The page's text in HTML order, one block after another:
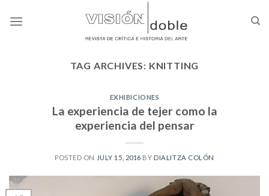
TAG ARCHIVES: KNITTING
EXHIBICIONES
La experiencia de tejer como la
experiencia del pensar
POSTED ON JULY 15, 2016 BY DIALITZA COLÓN